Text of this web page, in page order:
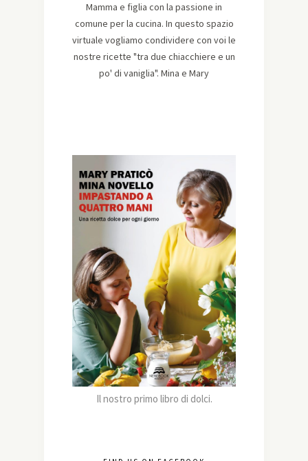
Mamma e figlia con la passione in
comune per la cucina. In questo spazio
virtuale vogliamo condividere con voi le
nostre ricette "tra due chiacchiere e un
po' di vaniglia". Mina e Mary
Il nostro primo libro di dolci.